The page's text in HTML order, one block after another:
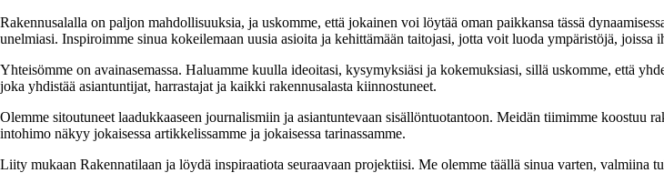
Rakennusalalla on paljon mahdollisuuksia, ja uskomme, että jokainen voi löytää oman paikkansa tässä
unelmiasi. Inspiroimme sinua kokeilemaan uusia asioita ja kehittämään taitojasi, jotta voit luoda ympäristöjä, joissa
Yhteisömme on avainasemassa. Haluamme kuulla ideoitasi, kysymyksiäsi ja kokemuksiasi, sillä uskomme, että
joka yhdistää asiantuntijat, harrastajat ja kaikki rakennusalasta kiinnostuneet.
Olemme sitoutuneet laadukkaaseen journalismiin ja asiantuntevaan sisällöntuotantoon. Meidän tiimimme koostuu
intohimo näkyy jokaisessa artikkelissamme ja jokaisessa tarinassamme.
Liity mukaan Rakennatilaan ja löydä inspiraatiota seuraavaan projektiisi. Me olemme täällä sinua varten, valmiina